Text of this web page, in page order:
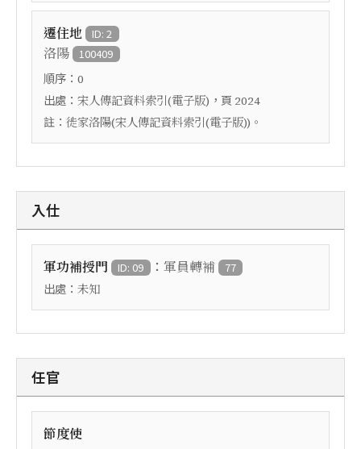
遷住地 ID: 2
洛陽 100409
順序： 0
出處： 宋人傳記資料索引(電子版) ，頁 2024
註： 徙家洛陽(宋人傳記資料索引(電子版))。
入仕
軍功補授門 ID: 09 ： 軍員轉補 77
出處： 未知
任官
節度使